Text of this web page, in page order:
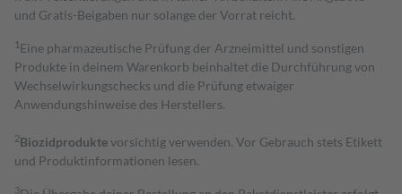
und Gratis-Beigaben nur solange der Vorrat reicht.
1 Eine pharmazeutische Prüfung der Arzneimittel und sonstigen
Produkte in deinem Warenkorb beinhaltet die Durchführung von
Wechselwirkungschecks und die Prüfung etwaiger
Anwendungshinweise des Herstellers.
2Biozidproduktevorsichtig verwenden. Vor Gebrauch stets Etikett
und Produktinformationen lesen.
3